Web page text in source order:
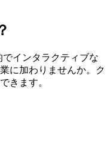
インタラクティブな
に加わりませんか。ク
きます。